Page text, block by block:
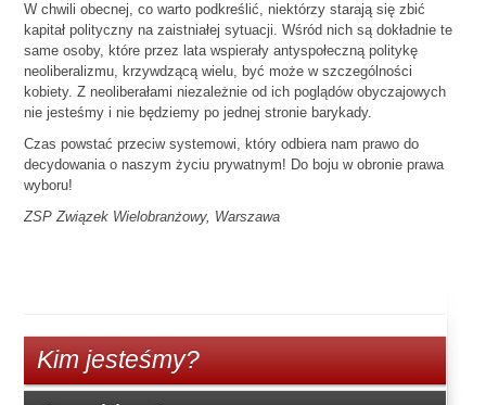
W chwili obecnej, co warto podkreślić, niektórzy starają się zbić
kapitał polityczny na zaistniałej sytuacji. Wśród nich są dokładnie te
same osoby, które przez lata wspierały antyspołeczną politykę
neoliberalizmu, krzywdzącą wielu, być może w szczególności
kobiety. Z neoliberałami niezależnie od ich poglądów obyczajowych
nie jesteśmy i nie będziemy po jednej stronie barykady.
Czas powstać przeciw systemowi, który odbiera nam prawo do
decydowania o naszym życiu prywatnym! Do boju w obronie prawa
wyboru!
ZSP Związek Wielobranżowy, Warszawa
Kim jesteśmy?